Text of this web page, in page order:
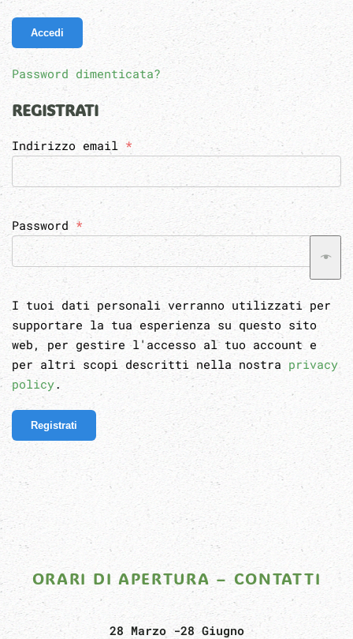
Accedi
Password dimenticata?
REGISTRATI
Indirizzo email * Richiesto
Password* Richiesto
I tuoi dati personali verranno utilizzati per
supportare la tua esperienza su questo sito
web, per gestire l'accesso al tuo account e
per altri scopi descritti nella nostra privacy
policy.
Registrati
ORARI DI APERTURA – CONTATTI
28 Marzo -28 Giugno